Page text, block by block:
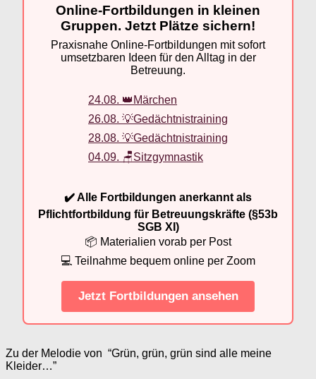
Online-Fortbildungen in kleinen
Gruppen. Jetzt Plätze sichern!
Praxisnahe Online-Fortbildungen mit sofort
umsetzbaren Ideen für den Alltag in der
Betreuung.
24.08. 👑Märchen
26.08. 💡Gedächtnistraining
28.08. 💡Gedächtnistraining
04.09. 🪑Sitzgymnastik
✔️ Alle Fortbildungen anerkannt als
Pflichtfortbildung für Betreuungskräfte (§53b
SGB XI)
📦 Materialien vorab per Post
💻 Teilnahme bequem online per Zoom
Jetzt Fortbildungen ansehen
Zu der Melodie von “Grün, grün, grün sind alle meine
Kleider…”